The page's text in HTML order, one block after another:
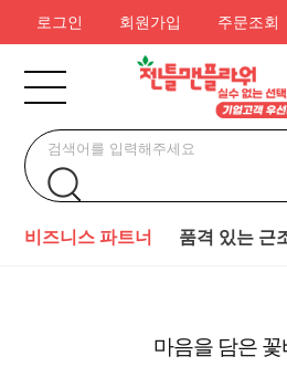
로그인 회원가입 주문조회
비즈니스 파트너 품격 있는 근
마음을 담은 꽃